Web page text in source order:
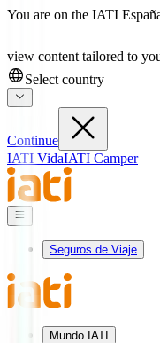
You are on the IATI
view content tailored to
Select country
Continue
IATI VidaIATI Camper
Seguros de Viaje
Mundo IATI